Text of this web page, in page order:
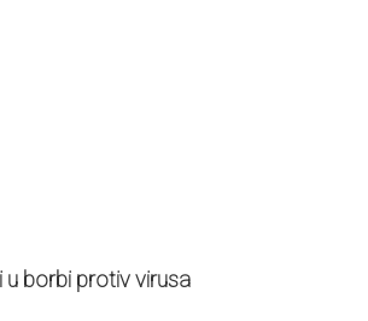
u borbi protiv virusa